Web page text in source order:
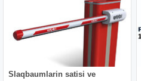
Slaqbaumlarin satisi ve